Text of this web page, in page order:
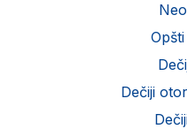
Dečiji